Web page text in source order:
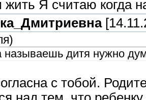
Я считаю когда
)
называешь дитя нужно
с тобой.